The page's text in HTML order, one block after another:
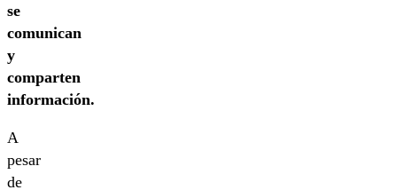
se
comunican
y
comparten
información.
A
pesar
de